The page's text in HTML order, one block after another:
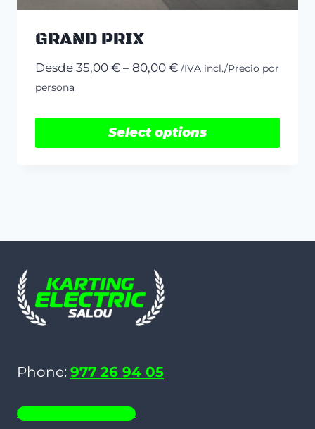
GRAND PRIX
Desde35,00€–80,00€Price
through
/IVA incl./Precio por
persona
Select options
variants.
options
may
on
product
Phone: 977 26 94 05
WHATSAPP 686 19 06 35